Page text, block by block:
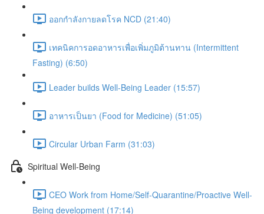
ออกกำลังกายลดโรค NCD (21:40)
เทคนิคการอดอาหารเพื่อเพิ่มภูมิต้านทาน (Intermittent
Fasting) (6:50)
Leader builds Well-Being Leader (15:57)
อาหารเป็นยา (Food for Medicine) (51:05)
Circular Urban Farm (31:03)
Spiritual Well-Being
CEO Work from Home/Self-Quarantine/Proactive Well-
Being development (17:14)